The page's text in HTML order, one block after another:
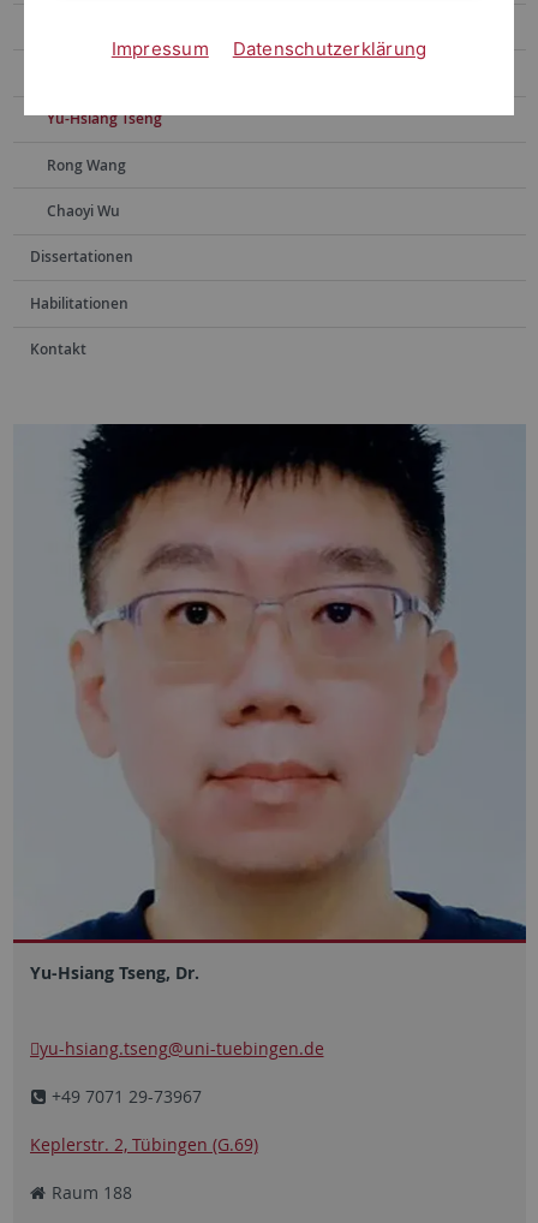
Yu-Hsiang Tseng
Rong Wang
Chaoyi Wu
Dissertationen
Habilitationen
Kontakt
Yu-Hsiang Tseng, Dr.
yu-hsiang.tseng@uni-tuebingen.de
+49 7071 29-73967
Keplerstr. 2, Tübingen (G.69)
Raum 188
Impressum Datenschutzerklärung